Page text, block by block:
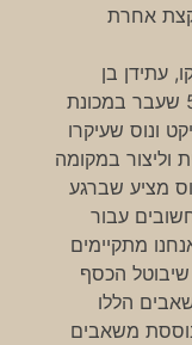
אחרת
עתידן בן
ה-92 שנראה כמו מדען מטורף בן 50 שעבר במכונת
ונוס שעיקרו
וליצור במקומה
מציע שברגע
עבור
מתקיימים
הכסף
הללו
משאבים